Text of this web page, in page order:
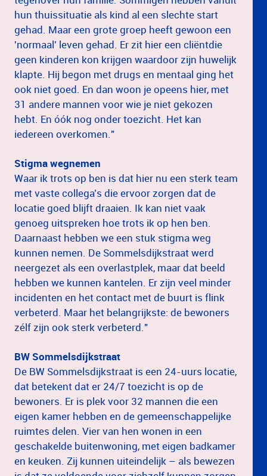
hun thuissituatie als kind al een slechte start
gehad. Maar een grote groep heeft gewoon een
'normaal' leven gehad. Er zit hier een cliëntdie
geen kinderen kon krijgen waardoor zijn huwelijk
klapte. Hij begon met drugs en mentaal ging het
ook niet goed. En dan woon je opeens hier, met
31 andere mannen voor wie je niet gekozen
hebt. En óók nog onder toezicht. Het kan
iedereen overkomen."
Stigma wegnemen
Waar ik trots op ben is dat hier nu een sterk team
met vaste collega’s die ervoor zorgen dat de
locatie goed blijft draaien. Ik kan niet vaak
genoeg uitspreken hoe trots ik op hen ben.
Daarnaast hebben we een stuk stigma weg
kunnen nemen. De Sommelsdijkstraat werd
neergezet als een overlastplek, maar dat beeld
hebben we kunnen kantelen. Er zijn veel minder
incidenten en het contact met de buurt is flink
verbeterd. Maar het belangrijkste: de bewoners
zélf zijn ook sterk verbeterd."
BW Sommelsdijkstraat
De BW Sommelsdijkstraat is een 24-uurs locatie,
dat betekent dat er 24/7 toezicht is op de
bewoners. Er is plek voor 32 mannen die een
eigen kamer hebben en de gemeenschappelijke
ruimtes delen. Vier van hen wonen in een
geschakelde buitenwoning, met eigen badkamer
en keuken. Zij kunnen uiteindelijk – als bewezen